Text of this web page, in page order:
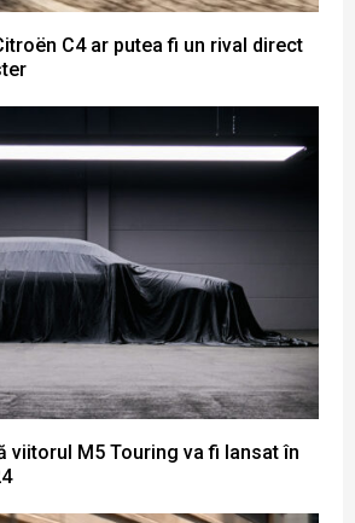
C4 ar putea fi un rival direct
viitorul M5 Touring va fi lansat în